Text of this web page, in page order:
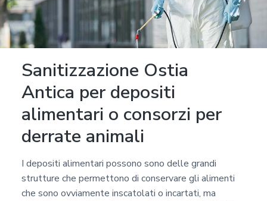
Sanitizzazione Ostia
Antica per depositi
alimentari o consorzi per
derrate animali
I depositi alimentari possono sono delle grandi
strutture che permettono di conservare gli alimenti
che sono ovviamente inscatolati o incartati, ma